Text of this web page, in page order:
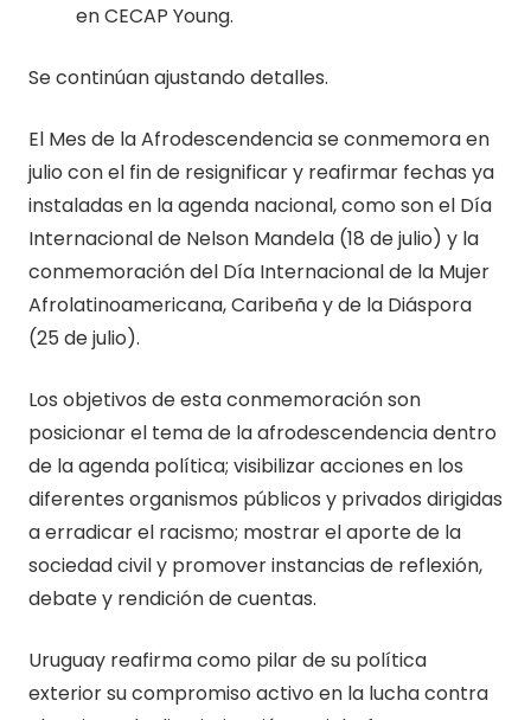
en CECAP Young.
Se continúan ajustando detalles.
El Mes de la Afrodescendencia se conmemora en
julio con el fin de resignificar y reafirmar fechas ya
instaladas en la agenda nacional, como son el Día
Internacional de Nelson Mandela (18 de julio) y la
conmemoración del Día Internacional de la Mujer
Afrolatinoamericana, Caribeña y de la Diáspora
(25 de julio).
Los objetivos de esta conmemoración son
posicionar el tema de la afrodescendencia dentro
de la agenda política; visibilizar acciones en los
diferentes organismos públicos y privados dirigidas
a erradicar el racismo; mostrar el aporte de la
sociedad civil y promover instancias de reflexión,
debate y rendición de cuentas.
Uruguay reafirma como pilar de su política
exterior su compromiso activo en la lucha contra